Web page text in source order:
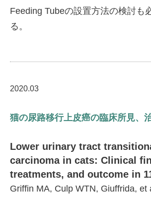
Feeding Tubeの設置方法の検討も
る。
2020.03
猫の尿路移行上皮癌の臨床所見、
Lower urinary tract
carcinoma in cats: Clinical
treatments, and outcome in
Griffin MA, Culp WTN, Giuffrida, et